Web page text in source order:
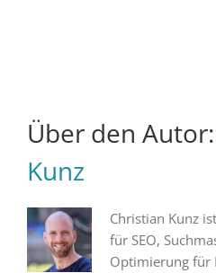
Über den Autor:
Kunz
Christian Kunz
für SEO,
Optimierung für